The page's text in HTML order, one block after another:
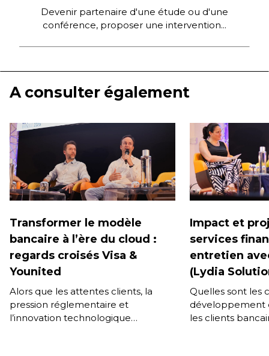
Devenir partenaire d'une étude ou d'une
conférence, proposer une intervention...
A consulter également
Transformer le modèle
bancaire à l’ère du cloud :
regards croisés Visa &
Younited
Alors que les attentes clients, la
pression réglementaire et
l’innovation technologique
Impact et
services
entretien
(Lydia
Quelles sont les
développement
les clients